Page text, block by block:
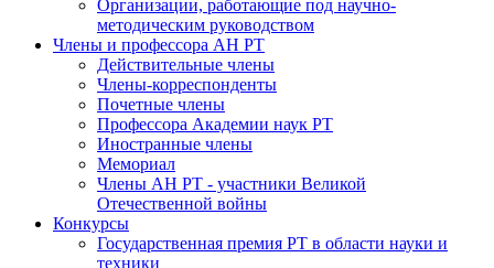
Организации, работающие под научно-
методическим руководством
Члены и профессора АН РТ
Действительные члены
Члены-корреспонденты
Почетные члены
Профессора Академии наук РТ
Иностранные члены
Мемориал
Члены АН РТ - участники Великой
Отечественной войны
Конкурсы
Государственная премия РТ в области науки и
техники